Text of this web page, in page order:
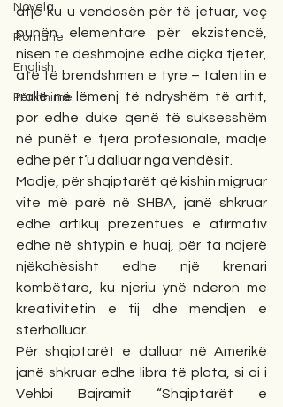
Novela
Romane
English
Përkthime
atje ku u vendosën për të jetuar, veç
punën elementare për ekzistencë,
nisen të dëshmojnë edhe diçka tjetër,
atë të brendshmen e tyre – talentin e
rrallë në lëmenj të ndryshëm të artit,
por edhe duke qenë të suksesshëm
në punët e tjera profesionale, madje
edhe për t’u dalluar nga vendësit.
Madje, për shqiptarët që kishin migruar
vite më parë në SHBA, janë shkruar
edhe artikuj prezentues e afirmativ
edhe në shtypin e huaj, për ta ndjerë
njëkohësisht edhe një krenari
kombëtare, ku njeriu ynë nderon me
kreativitetin e tij dhe mendjen e
stërholluar.
Për shqiptarët e dalluar në Amerikë
janë shkruar edhe libra të plota, si ai i
Vehbi Bajramit “Shqiptarët e